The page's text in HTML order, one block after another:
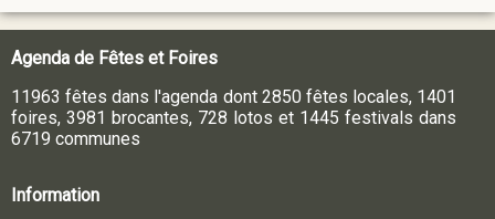
Agenda de Fêtes et Foires
11963 fêtes dans l'agenda dont 2850 fêtes locales, 1401
foires, 3981 brocantes, 728 lotos et 1445 festivals dans
6719 communes
Information